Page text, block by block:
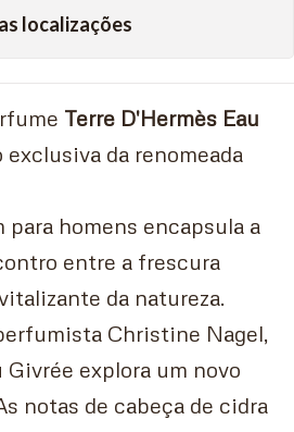
localizações
Terre D'Hermès Eau
exclusiva da renomeada
para homens encapsula a
entre a frescura
da natureza.
Christine Nagel,
Givrée explora um novo
notas de cabeça de cidra